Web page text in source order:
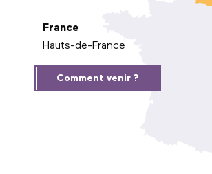
France
Hauts-de-France
Comment venir ?